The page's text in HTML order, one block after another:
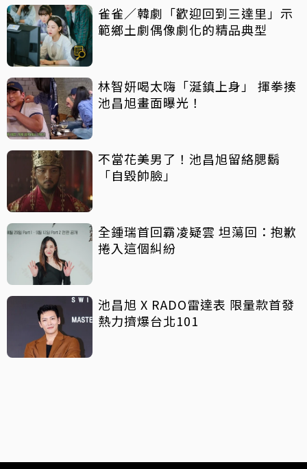
雀雀／韓劇「歡迎回到三達里」示
範鄉土劇偶像劇化的精品典型
林智妍喝太嗨「涎鎮上身」 揮拳揍
池昌旭畫面曝光！
不當花美男了！池昌旭留絡腮鬍
「自毀帥臉」
全鍾瑞首回霸凌疑雲 坦蕩回：抱歉
捲入這個糾紛
池昌旭 X RADO雷達表 限量款首發
熱力擠爆台北101